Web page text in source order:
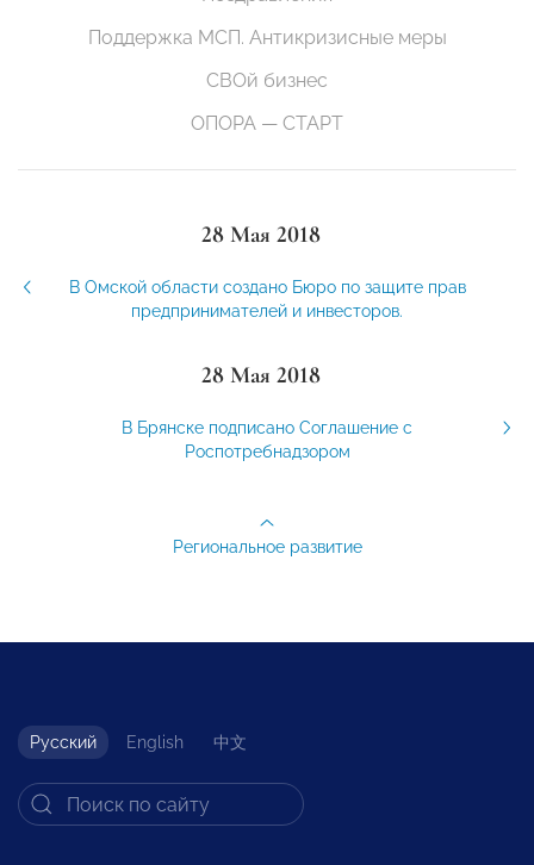
Поддержка МСП. Антикризисные меры
СВОй бизнес
ОПОРА — СТАРТ
28 Мая 2018
В Омской области создано Бюро по защите прав
предпринимателей и инвесторов.
28 Мая 2018
В Брянске подписано Соглашение с
Роспотребнадзором
Региональное развитие
Русский English 中文